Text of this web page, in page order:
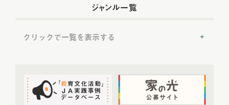
2022年7月配信 (8)
2022年10月配信 (7)
2022年11月配信(6)
ジャンル一覧
クリックで一覧を表示する
トップ対談(50)
ＪＡ実践事例紹介 (37)